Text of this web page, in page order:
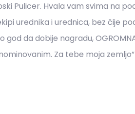
Pulicer. Hvala vam svima na
urednika i urednica, bez čije
da dobije nagradu,
Za tebe moja